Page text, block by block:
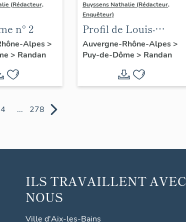
(Rédacteur,
n° 2
Alpes>
> Randan
Buyssens Nathalie (Rédacteur,
Enquêteur)
Profil de Louis-
Philippe duc
d'Orléans en
porcelaine de Sèvres
Auvergne-Rhône-Alpes>
Puy-de-Dôme > Randan
4 ... 278
ILS TRAVAILLENT AVEC
NOUS
Ville d'Aix-les-Bains